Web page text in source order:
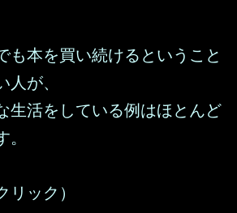
も本を買い続けるということ
人が、
生活をしている例はほとんど
リック）